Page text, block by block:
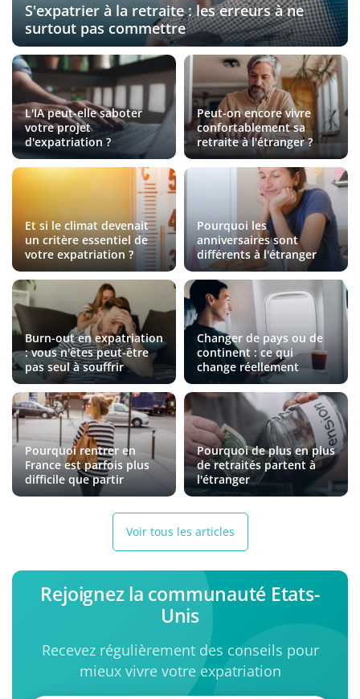
S'expatrier à la retraite : les erreurs à ne
surtout pas commettre
L'IA peut-elle saboter
votre projet
d'expatriation ?
Peut-on encore vivre
confortablement sa
retraite à l'étranger ?
Et si le climat devenait
un critère essentiel de
votre expatriation ?
Pourquoi les
anniversaires sont
différents à l'étranger
Burn-out en expatriation
: vous n'êtes peut-être
pas seul à souffrir
Changer de pays ou de
continent : ce qui
change réellement
Pourquoi rentrer en
France est parfois plus
difficile que partir
Pourquoi de plus en plus
de retraités partent à
l'étranger
Voir tous les articles
Rejoignez la communauté Etats-
Unis
Recevez régulièrement des conseils pour
mieux vivre votre expatriation